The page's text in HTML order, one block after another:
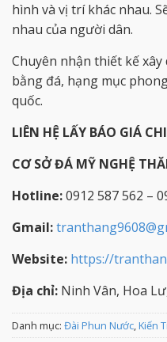
hình và vị trí khác nhau.
nhau của người dân.
Chuyên nhận thiết kế
bằng đá, hạng mục
quốc.
LIÊN HỆ LẤY BÁO GIÁ
CƠ SỞ ĐÁ MỸ NGHỆ
Hotline:0912 587 562 –
Gmail:
Website: https://
Địa chỉ: Ninh Vân, Hoa
Danh mục: Đài Phun Nước,Kiến